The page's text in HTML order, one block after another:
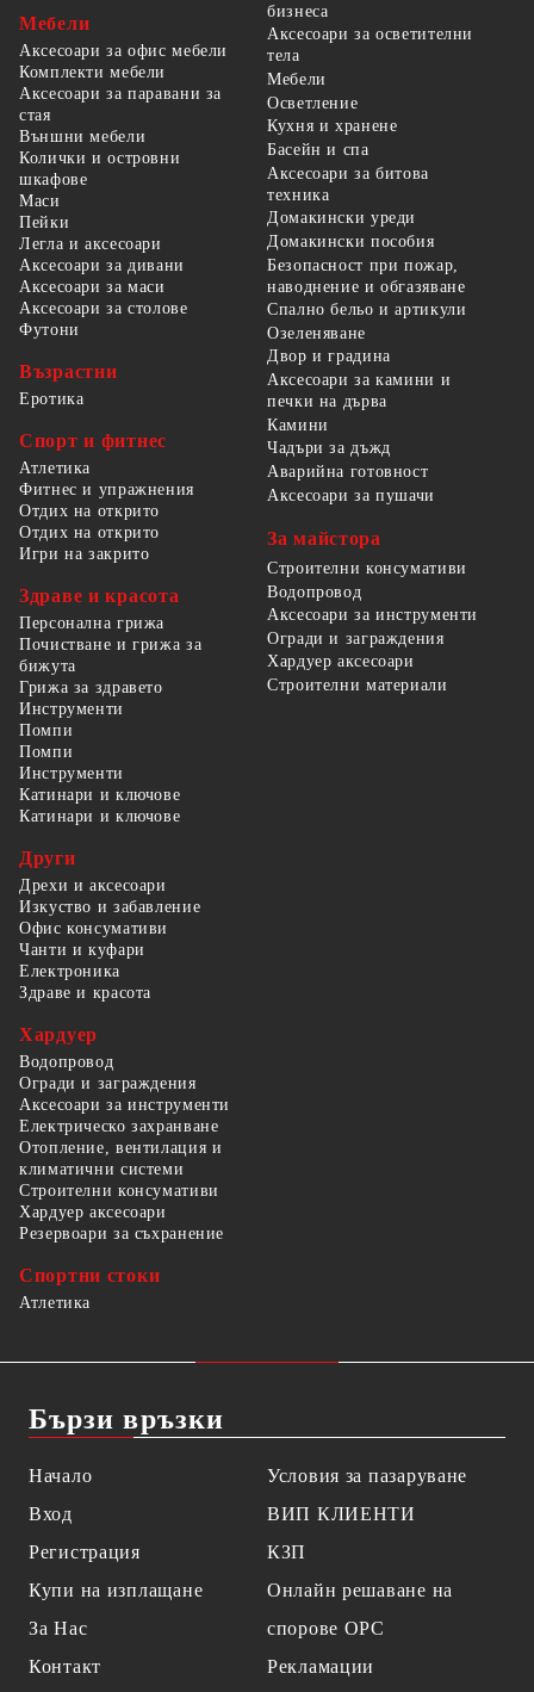
Мебели
Аксесоари за офис мебели
Комплекти мебели
Аксесоари за паравани за
стая
Външни мебели
Колички и островни
шкафове
Маси
Пейки
Легла и аксесоари
Аксесоари за дивани
Аксесоари за маси
Аксесоари за столове
Футони
Възрастни
Еротика
Спорт и фитнес
Атлетика
Фитнес и упражнения
Отдих на открито
Отдих на открито
Игри на закрито
Здраве и красота
Персонална грижа
Почистване и грижа за
бижута
Грижа за здравето
бизнеса
Аксесоари за осветителни
тела
Мебели
Осветление
Кухня и хранене
Басейн и спа
Аксесоари за битова
техника
Домакински уреди
Домакински пособия
Безопасност при пожар,
наводнение и обгазяване
Спално бельо и артикули
Озеленяване
Двор и градина
Аксесоари за камини и
печки на дърва
Камини
Чадъри за дъжд
Аварийна готовност
Аксесоари за пушачи
За майстора
Строителни консумативи
Водопровод
Аксесоари за инструменти
Огради и заграждения
Хардуер аксесоари
Строителни материали
Инструменти
Помпи
Помпи
Инструменти
Катинари и ключове
Катинари и ключове
Други
Дрехи и аксесоари
Изкуство и забавление
Офис консумативи
Чанти и куфари
Електроника
Здраве и красота
Хардуер
Водопровод
Огради и заграждения
Аксесоари за инструменти
Електрическо захранване
Отопление, вентилация и
климатични системи
Строителни консумативи
Хардуер аксесоари
Резервоари за съхранение
Спортни стоки
Атлетика
Бързи връзки
Начало
Вход
Регистрация
Купи на изплащане
За Нас
Контакт
Условия за пазаруване
ВИП КЛИЕНТИ
КЗП
Онлайн решаване на
спорове OPC
Рекламации